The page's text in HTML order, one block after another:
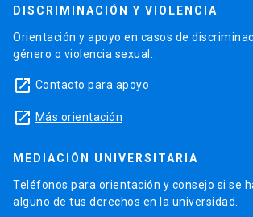
DISCRIMINACIÓN Y VIOLENCIA
Orientación y apoyo en casos de
género o violencia sexual.
launch Contacto para apoyo
launch Más orientación
MEDIACIÓN UNIVERSITARIA
Teléfonos para orientación y consejo si se
alguno de tus derechos en la universidad.